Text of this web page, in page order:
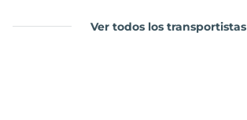
Ver todos los transportistas